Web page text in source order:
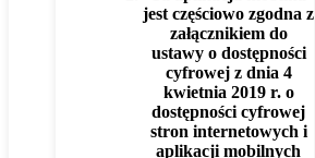
jest częściowo zgodna z
załącznikiem do
ustawy o dostępności
cyfrowej z dnia 4
kwietnia 2019 r. o
dostępności cyfrowej
stron internetowych i
aplikacji mobilnych